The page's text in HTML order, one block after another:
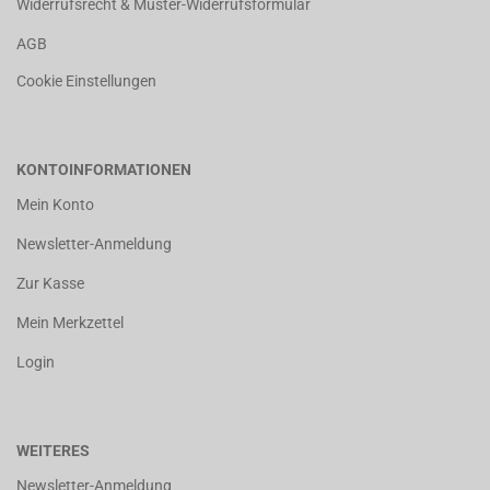
Widerrufsrecht & Muster-Widerrufsformular
AGB
Cookie Einstellungen
KONTOINFORMATIONEN
Mein Konto
Newsletter-Anmeldung
Zur Kasse
Mein Merkzettel
Login
WEITERES
Newsletter-Anmeldung